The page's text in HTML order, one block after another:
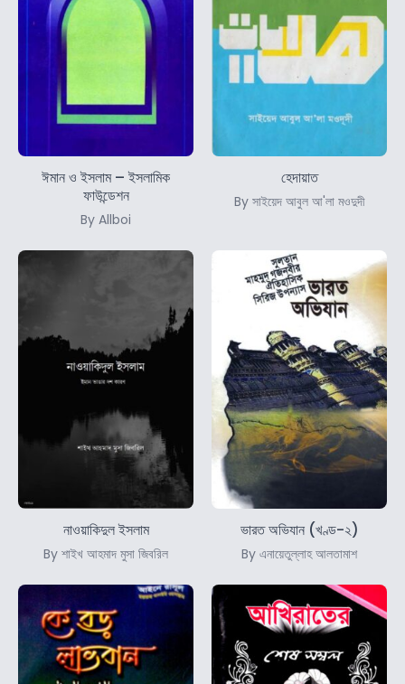
ঈমান ও ইসলাম – ইসলামিক
ফাউন্ডেশন
By Allboi
হেদায়াত
By সাইয়েদ আবুল আ'লা মওদুদী
নাওয়াকিদুল ইসলাম
By শাইখ আহমাদ মুসা জিবরিল
ভারত অভিযান (খণ্ড-২)
By এনায়েতুল্লাহ আলতামাশ